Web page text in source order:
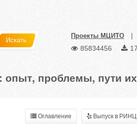
Искать
Проекты МЦИТО
85834456
проблемы, пути
Оглавление Выпуск в РИНЦ